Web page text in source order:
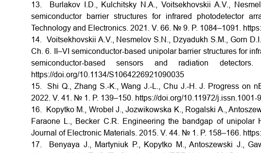
13. Burlakov I.D., Kulchitsky N.A., Voitsekhovskii A.V.,
semiconductor barrier structures for infrared photodetector
Technology and Electronics. 2021. V. 66. № 9. P. 1084–1091.
14. Voitsekhovskii A.V., Nesmelov S.N., Dzyadukh S.M., Gorn
Ch. 6. II–VI semiconductor-based unipolar barrier structures for
semiconductor-based sensors and radiation
https://doi.org/10.1134/S1064226921090035
15. Shi Q., Zhang S.-K., Wang J.-L., Chu J.-H. J. Progress on
2022. V. 41. № 1. P. 139–150. https://doi.org/10.11972/j.issn.1001-
16. Kopytko M., Wrobel J., Jozwikowska K., Rogalski A.,
Faraone L., Becker C.R. Engineering the bandgap of unipolar
Journal of Electronic Materials. 2015. V. 44. № 1. P. 158–166.
17. Benyaya J., Martyniuk P., Kopytko M., Antoszewski J.,